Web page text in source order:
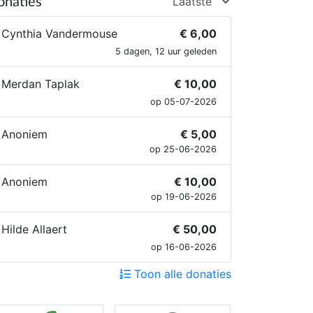
de verkeersveiligheid en leefbaarheid
als het huidige plan wordt uitgevoerd.
Cynthia Vandermouse € 6,00
5 dagen, 12 uur geleden
Merdan Taplak € 10,00
op 05-07-2026
Anoniem € 5,00
op 25-06-2026
Anoniem € 10,00
op 19-06-2026
Hilde Allaert € 50,00
op 16-06-2026
Toon alle donaties